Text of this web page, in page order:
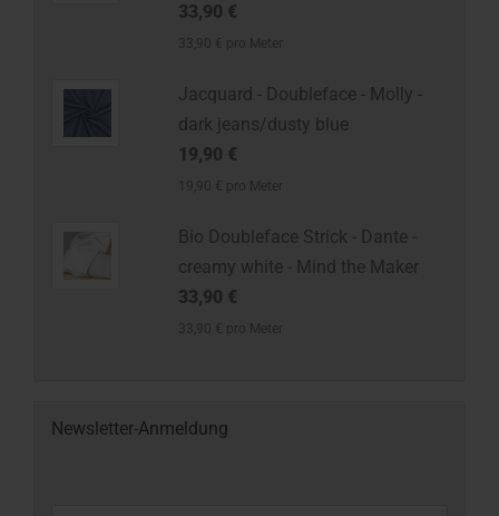
33,90 €
Jacquard - Doubleface - Molly -
dark jeans/dusty blue
19,90 €
Bio Doubleface Strick - Dante -
creamy white - Mind the Maker
33,90 €
Newsletter-Anmeldung